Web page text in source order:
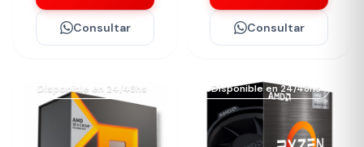
Consultar Consultar
Disponible en 24/48hs Disponible en 24/48hs